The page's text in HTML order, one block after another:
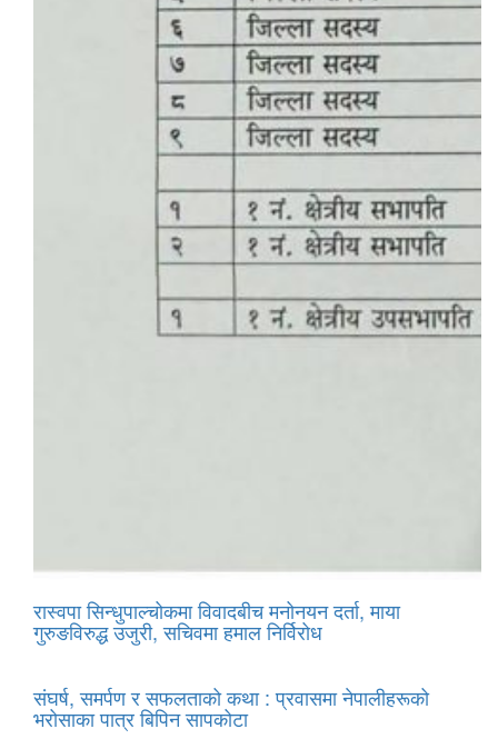
रास्वपा सिन्धुपाल्चोकमा विवादबीच मनोनयन दर्ता, माया
गुरुङविरुद्ध उजुरी, सचिवमा हमाल निर्विरोध
संघर्ष, समर्पण र सफलताको कथा : प्रवासमा नेपालीहरूको
भरोसाका पात्र बिपिन सापकोटा